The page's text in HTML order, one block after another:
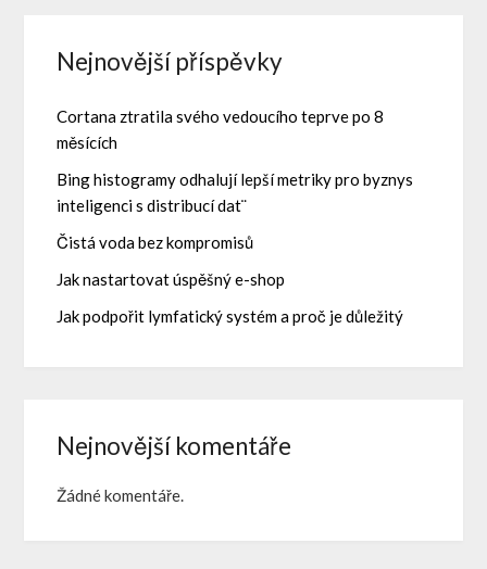
Nejnovější příspěvky
Cortana ztratila svého vedoucího teprve po 8
měsících
Bing histogramy odhalují lepší metriky pro byznys
inteligenci s distribucí dat¨
Čistá voda bez kompromisů
Jak nastartovat úspěšný e-shop
Jak podpořit lymfatický systém a proč je důležitý
Nejnovější komentáře
Žádné komentáře.